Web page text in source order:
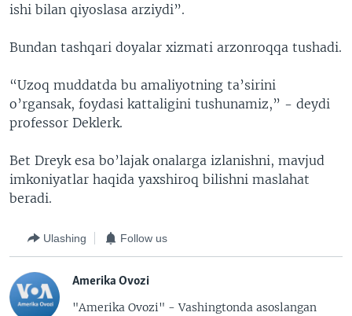
ishi bilan qiyoslasa arziydi”.
Bundan tashqari doyalar xizmati arzonroqqa tushadi.
“Uzoq muddatda bu amaliyotning ta’sirini
o’rgansak, foydasi kattaligini tushunamiz,” - deydi
professor Deklerk.
Bet Dreyk esa bo’lajak onalarga izlanishni, mavjud
imkoniyatlar haqida yaxshiroq bilishni maslahat
beradi.
Ulashing Follow us
Amerika Ovozi
"Amerika Ovozi" - Vashingtonda asoslangan